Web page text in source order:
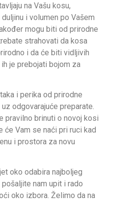
na Vašu kosu,
i volumen po Vašem
mogu biti od prirodne
strahovati da kosa
i da će biti vidljivih
je prebojati bojom za
i perika od prirodne
odgovarajuće preparate.
pravilno brinuti o novoj kosi
će Vam se naći pri ruci kad
i prostora za novu
oko odabira najboljeg
nam upit i rado
oko izbora. Želimo da na